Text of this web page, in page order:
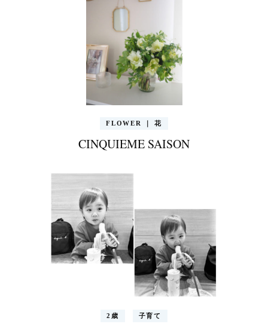
FLOWER ｜ 花
CINQUIEME SAISON
2歳 子育て